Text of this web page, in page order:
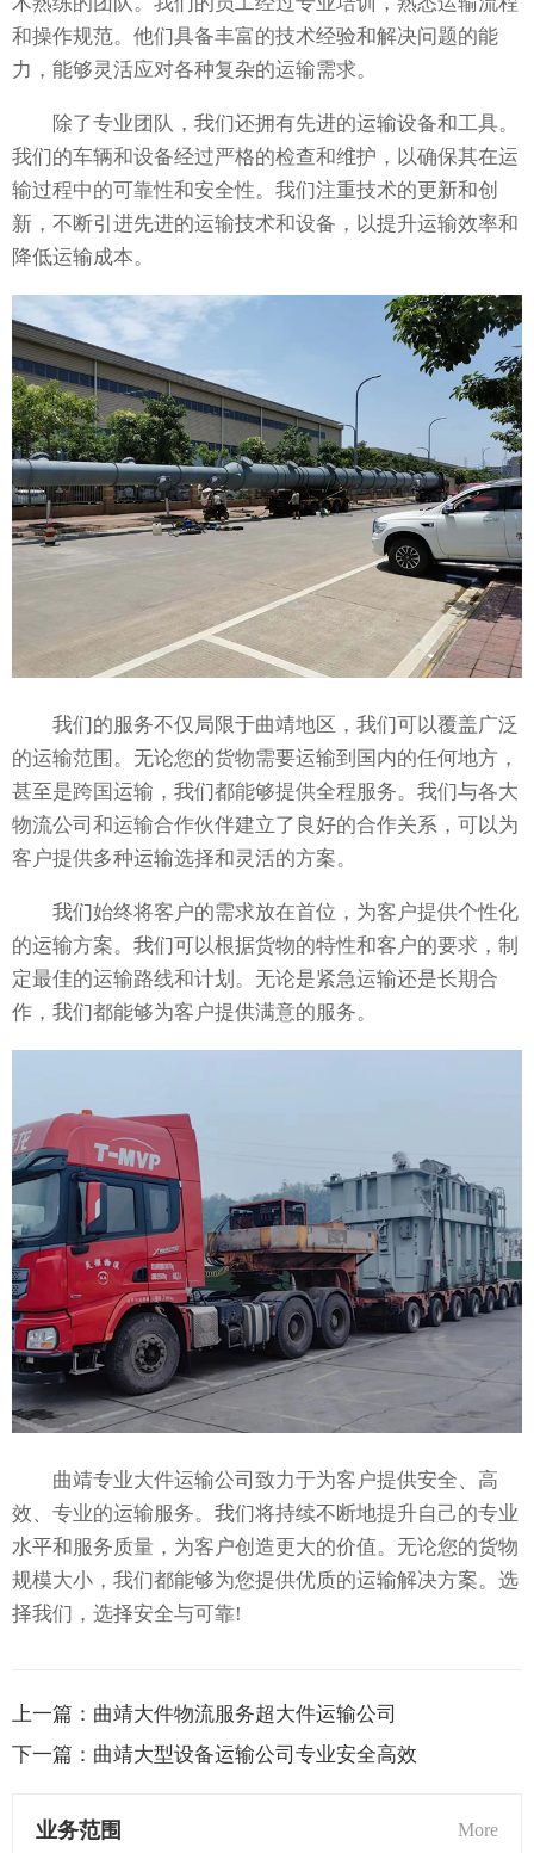
和操作规范。他们具备丰富的技术经验和解决问题的能
力，能够灵活应对各种复杂的运输需求。
除了专业团队，我们还拥有先进的运输设备和工具。
我们的车辆和设备经过严格的检查和维护，以确保其在运
输过程中的可靠性和安全性。我们注重技术的更新和创
新，不断引进先进的运输技术和设备，以提升运输效率和
降低运输成本。
我们的服务不仅局限于曲靖地区，我们可以覆盖广泛
的运输范围。无论您的货物需要运输到国内的任何地方，
甚至是跨国运输，我们都能够提供全程服务。我们与各大
物流公司和运输合作伙伴建立了良好的合作关系，可以为
客户提供多种运输选择和灵活的方案。
我们始终将客户的需求放在首位，为客户提供个性化
的运输方案。我们可以根据货物的特性和客户的要求，制
定最佳的运输路线和计划。无论是紧急运输还是长期合
作，我们都能够为客户提供满意的服务。
曲靖专业大件运输公司致力于为客户提供安全、高
效、专业的运输服务。我们将持续不断地提升自己的专业
水平和服务质量，为客户创造更大的价值。无论您的货物
规模大小，我们都能够为您提供优质的运输解决方案。选
择我们，选择安全与可靠!
上一篇： 曲靖大件物流服务超大件运输公司
下一篇： 曲靖大型设备运输公司专业安全高效
业务范围 More